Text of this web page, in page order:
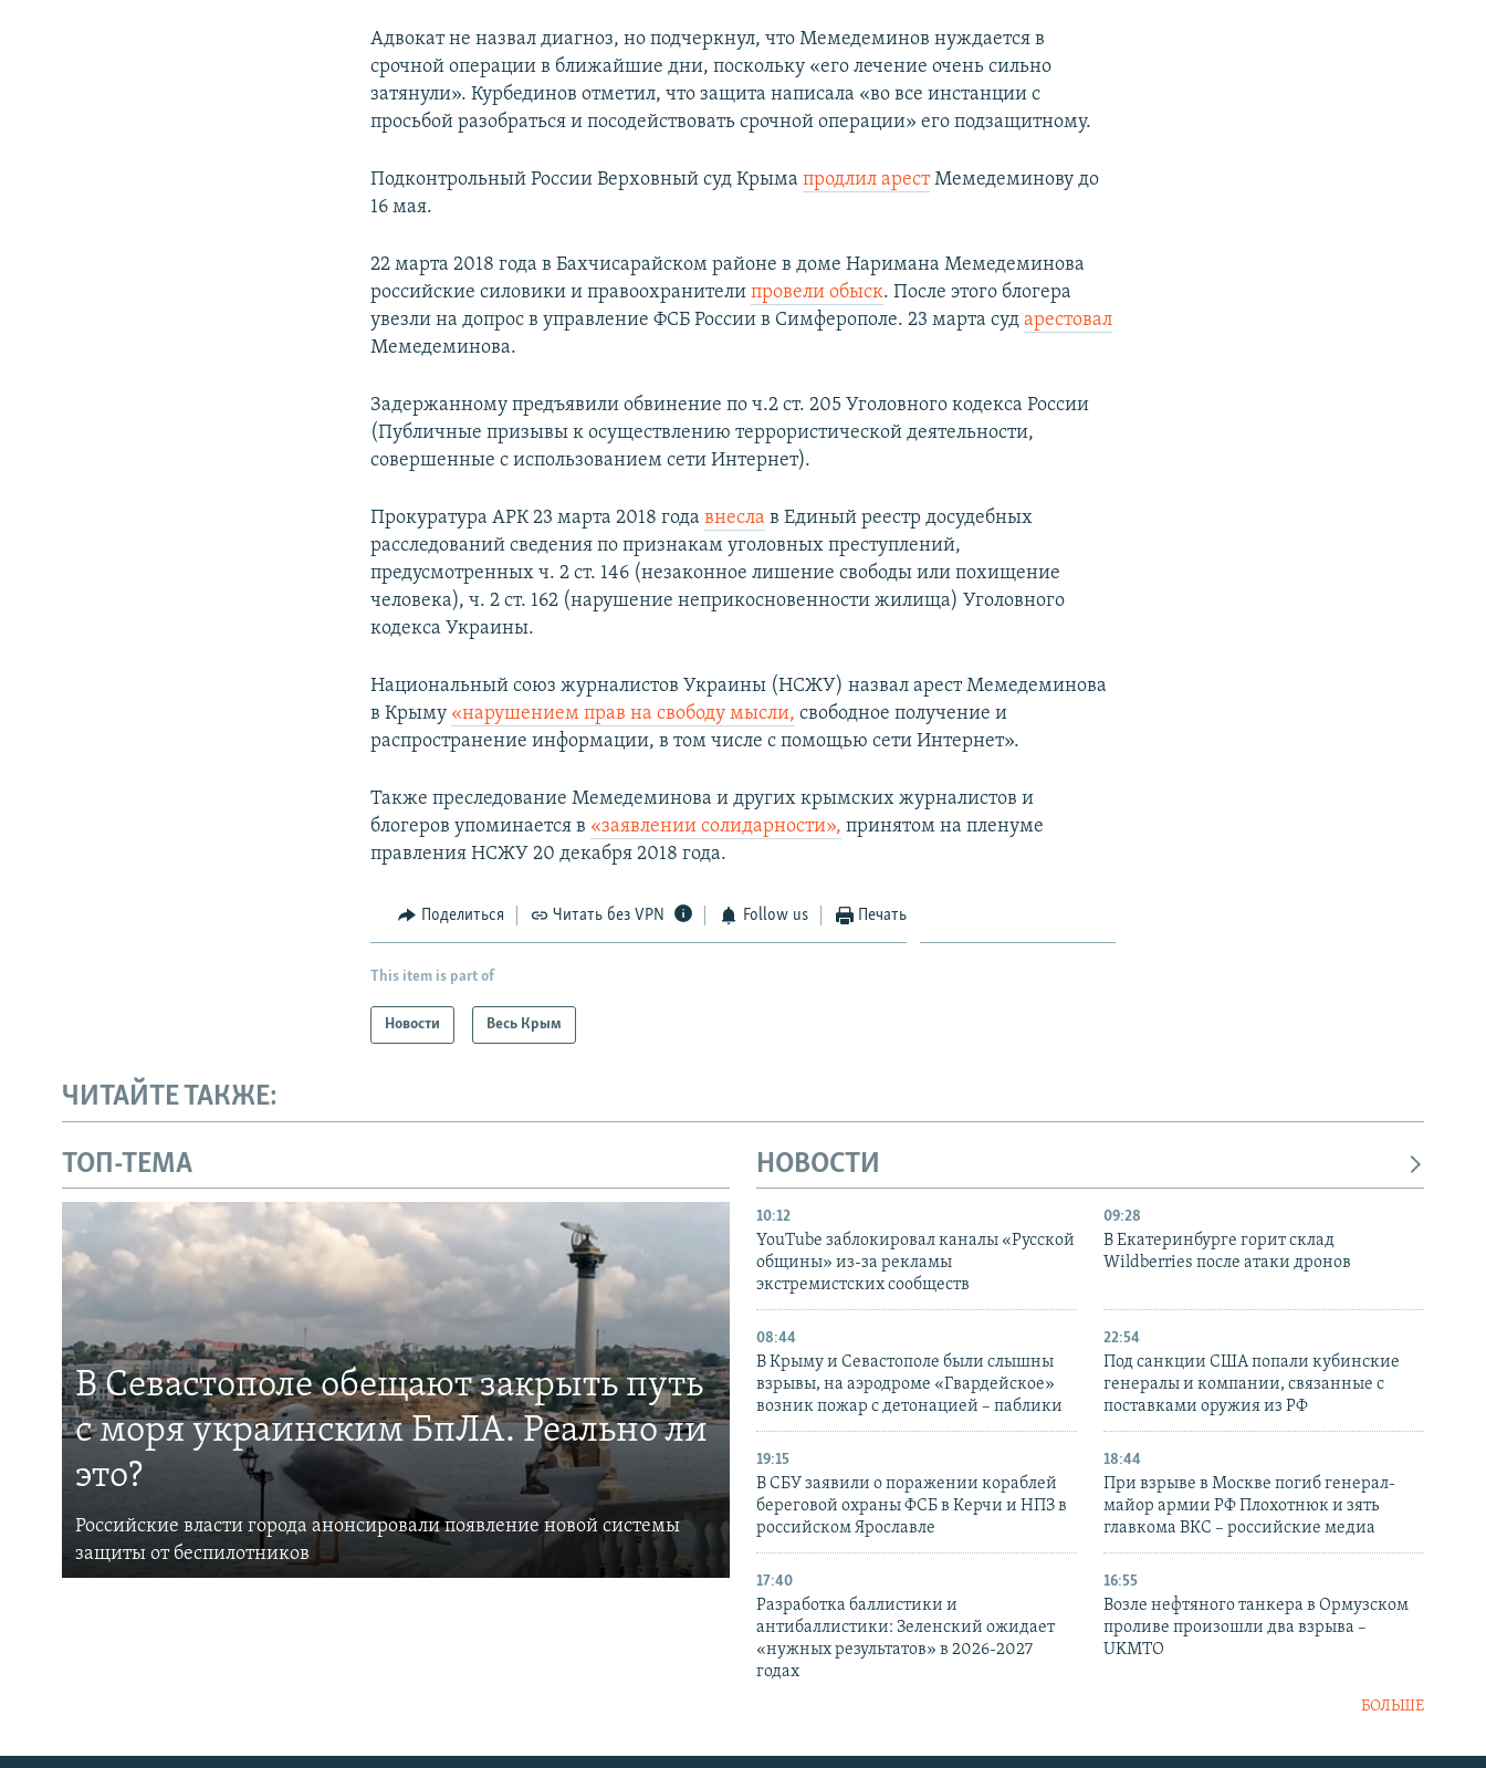
Адвокат не назвал диагноз, но подчеркнул, что Мемедеминов нуждается в
срочной операции в ближайшие дни, поскольку «его лечение очень сильно
затянули». Курбединов отметил, что защита написала «во все инстанции с
просьбой разобраться и посодействовать срочной операции» его подзащитному.
Подконтрольный России Верховный суд Крымапродлил арест Мемедеминову до
16 мая.
22 марта 2018 года в Бахчисарайском районе в доме Наримана Мемедеминова
российские силовики и правоохранителипровели обыск. После этого блогера
увезли на допрос в управление ФСБ России в Симферополе. 23 марта сударестовал
Мемедеминова.​
Задержанному предъявили обвинение по ч.2 ст. 205 Уголовного кодекса России
(Публичные призывы к осуществлению террористической деятельности,
совершенные с использованием сети Интернет)​.
Прокуратура АРК 23 марта 2018 годавнесла в Единый реестр досудебных
расследований сведения по признакам уголовных преступлений,
предусмотренных ч. 2 ст. 146 (незаконное лишение свободы или похищение
человека), ч. 2 ст. 162 (нарушение неприкосновенности жилища) Уголовного
кодекса Украины.
Национальный союз журналистов Украины (НСЖУ) назвал арест Мемедеминова
в Крыму «нарушением прав на свободу мысли, свободное получение и
распространение информации, в том числе с помощью сети Интернет».
Также преследование Мемедеминова и других крымских журналистов и
блогеров упоминается в «заявлении солидарности», принятом на пленуме
правления НСЖУ 20 декабря 2018 года.
Поделиться Читать без VPN Follow us Печать
This item is part of
Новости Весь Крым
ЧИТАЙТЕ ТАКЖЕ:
ТОП-ТЕМА
В Севастополе обещают закрыть путь
с моря украинским БпЛА. Реально ли
это?
Российские власти города анонсировали появление новой системы
защиты от беспилотников
НОВОСТИ
10:12
YouTube заблокировал каналы «Русской
общины» из-за рекламы
экстремистских сообществ
09:28
В Екатеринбурге горит склад
Wildberries после атаки дронов
08:44
В Крыму и Севастополе были слышны
взрывы, на аэродроме «Гвардейское»
возник пожар с детонацией – паблики
22:54
Под санкции США попали кубинские
генералы и компании, связанные с
поставками оружия из РФ
19:15
В СБУ заявили о поражении кораблей
береговой охраны ФСБ в Керчи и НПЗ в
российском Ярославле
18:44
При взрыве в Москве погиб генерал-
майор армии РФ Плохотнюк и зять
главкома ВКС – российские медиа
17:40
Разработка баллистики и
антибаллистики: Зеленский ожидает
«нужных результатов» в 2026-2027
годах
16:55
Возле нефтяного танкера в Ормузском
проливе произошли два взрыва –
UKMTO
БОЛЬШЕ